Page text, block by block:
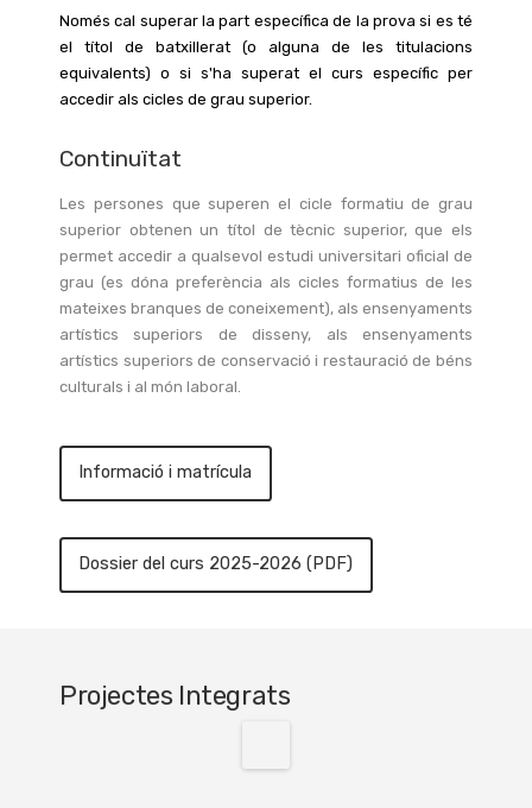
Només cal superar la part específica de la prova si es té
el títol de batxillerat (o alguna de les titulacions
equivalents) o si s'ha superat el curs específic per
accedir als cicles de grau superior.
Continuïtat
Les persones que superen el cicle formatiu de grau
superior obtenen un títol de tècnic superior, que els
permet accedir a qualsevol estudi universitari oficial de
grau (es dóna preferència als cicles formatius de les
mateixes branques de coneixement), als ensenyaments
artístics superiors de disseny, als ensenyaments
artístics superiors de conservació i restauració de béns
culturals i al món laboral.
Informació i matrícula
Dossier del curs 2025-2026 (PDF)
Projectes Integrats